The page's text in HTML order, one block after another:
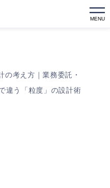
MENU
の考え方｜業務委託・
違う「粒度」の設計術